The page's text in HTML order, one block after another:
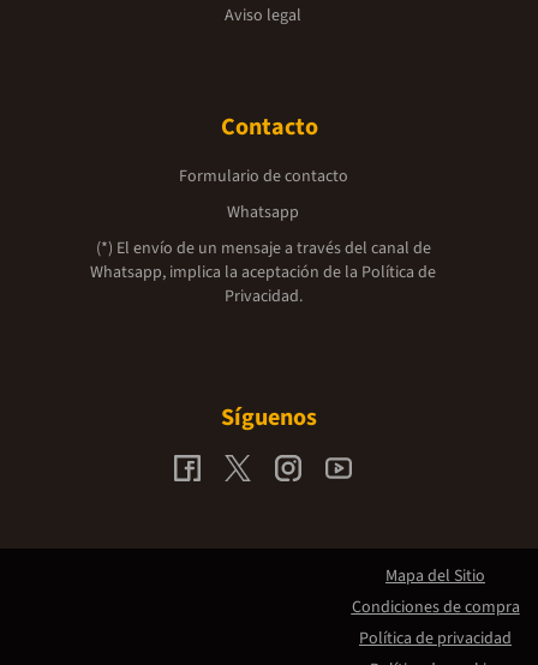
Aviso legal
Contacto
Formulario de contacto
Whatsapp
(*) El envío de un mensaje a través del canal de
Whatsapp, implica la aceptación de la Política de
Privacidad.
Síguenos
Mapa del Sitio
Condiciones de compra
Política de privacidad